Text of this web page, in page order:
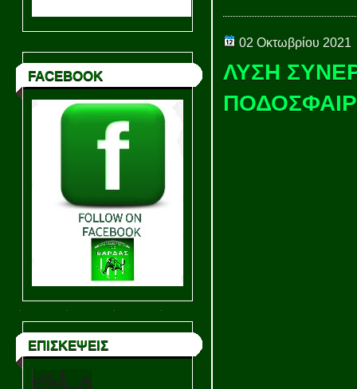
FACEBOOK
ΕΠΙΣΚΕΨΕΙΣ
02 Οκτωβρίου 2021
ΛΥΣΗ